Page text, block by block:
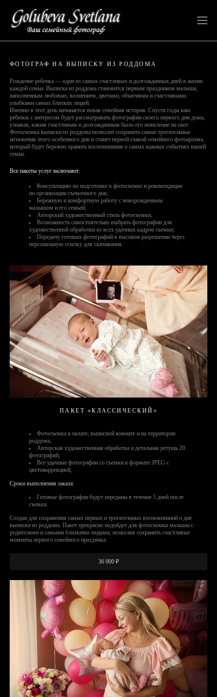
ФОТОГРАФ НА ВЫПИСКУ ИЗ РОДДОМА
Рождение ребенка — один из самых счастливых и долгожданных дней в жизни
каждой семьи. Выписка из роддома становится первым праздником малыша,
наполненным любовью, волнением, цветами, объятиями и счастливыми
улыбками самых близких людей.
Именно в этот день начинается новая семейная история. Спустя годы ваш
ребенок с интересом будет рассматривать фотографии своего первого дня дома,
узнавая, каким счастливым и долгожданным было его появление на свет.
Фотосъемка выписки из роддома позволит сохранить самые трогательные
мгновения этого особенного дня и станет первой главой семейного фотоархива,
который будет бережно хранить воспоминания о самых важных событиях вашей
семьи.
Все пакеты услуг включают:
Консультацию по подготовке к фотосъемке и рекомендации
по организации съемочного дня;
Бережную и комфортную работу с новорожденным
малышом и его семьей;
Авторский художественный стиль фотосъемки;
Возможность самостоятельно выбрать фотографии для
художественной обработки из всех удачных кадров съемки;
Передачу готовых фотографий в высоком разрешении через
персональную ссылку для скачивания.
ПАКЕТ «КЛАССИЧЕСКИЙ»
Фотосъемка в палате, выписной комнате и на территории
роддома;
Авторская художественная обработка и детальная ретушь 20
фотографий;
Все удачные фотографии со съемки в формате JPEG с
цветокоррекцией;
Сроки выполнения заказа:
Готовые фотографии будут переданы в течение 5 дней после
съемки.
Создан для сохранения самых первых и трогательных воспоминаний о дне
выписки из роддома. Пакет прекрасно подойдет для фотосъемки малыша с
родителями и самыми близкими людьми, позволяя сохранить счастливые
моменты первого семейного праздника.
36 000 ₽